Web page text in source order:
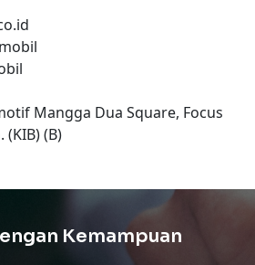
Mangga Dua Square, Focus
(KIB) (B)
Kemampuan